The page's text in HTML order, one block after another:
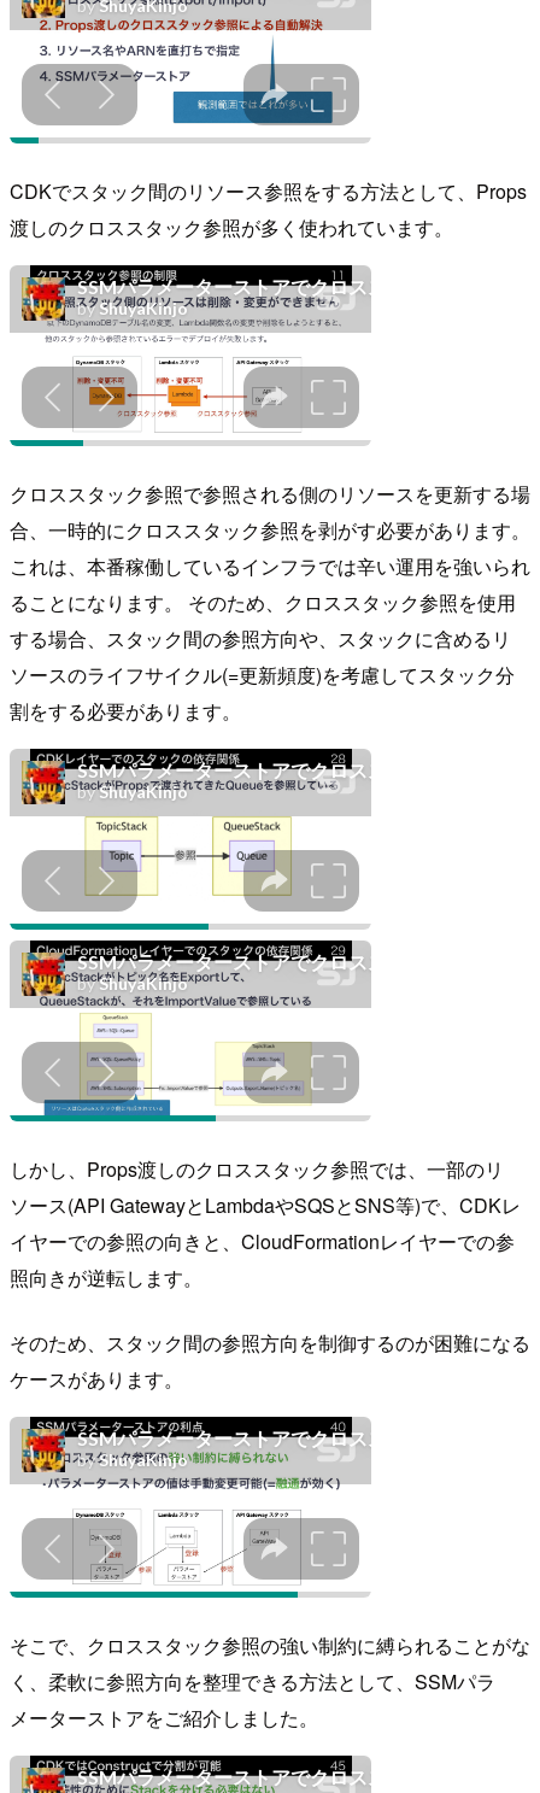
CDKでスタック間のリソース参照をする方法として、Props
渡しのクロススタック参照が多く使われています。
クロススタック参照で参照される側のリソースを更新する場
合、一時的にクロススタック参照を剥がす必要があります。
これは、本番稼働しているインフラでは辛い運用を強いられ
ることになります。 そのため、クロススタック参照を使用
する場合、スタック間の参照方向や、スタックに含めるリ
ソースのライフサイクル(=更新頻度)を考慮してスタック分
割をする必要があります。
しかし、Props渡しのクロススタック参照では、一部のリ
ソース(API GatewayとLambdaやSQSとSNS等)で、CDKレ
イヤーでの参照の向きと、CloudFormationレイヤーでの参
照向きが逆転します。
そのため、スタック間の参照方向を制御するのが困難になる
ケースがあります。
そこで、クロススタック参照の強い制約に縛られることがな
く、柔軟に参照方向を整理できる方法として、SSMパラ
メーターストアをご紹介しました。